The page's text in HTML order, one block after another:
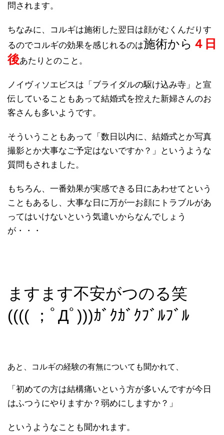
問されます。
ちなみに、コルギは施術した翌日は顔がむくんだりす
るのでコルギの効果を感じれるのは施術から ４日
後あたりとのこと。
ノイヴィソエビスは「ブライダルの駆け込み寺」と宣
伝していることもあって結婚式を控えた新婦さんのお
客さんも多いようです。
そういうこともあって「数日以内に、結婚式とか写真
撮影とか大事なご予定はないですか？」というような
質問もされました。
もちろん、一番効果が実感できる日にあわせてという
こともあるし、大事な日に万が一お顔にトラブルがあ
ってはいけないという気遣いからなんでしょう
が・・・
ますます不安がつのる笑
(((( ；ﾟДﾟ)))ｶﾞｸｶﾞｸﾌﾞﾙﾌﾞﾙ
あと、コルギの経験の有無についても聞かれて、
「初めての方は結構痛いという方が多いんですが今日
はふつうにやりますか？弱めにしますか？」
というようなことも聞かれます。